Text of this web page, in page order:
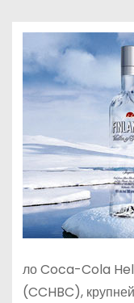
ло Coca-Cola
(CCHBC),